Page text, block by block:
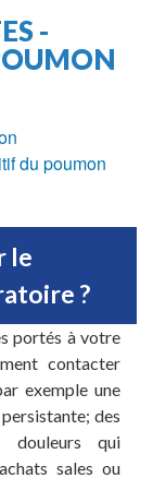
-
du poumon
le
?
portés à votre
contacter
exemple une
des
douleurs qui
sales ou